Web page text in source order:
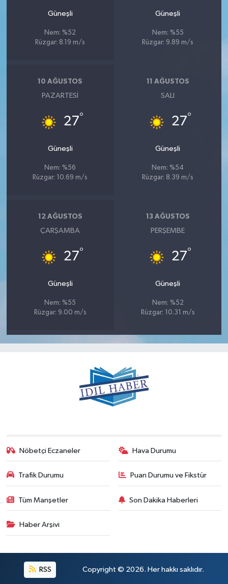
Güneşli
Nem: %52
Rüzgar: 8.19 m/s
Güneşli
Nem: %55
Rüzgar: 9.89 m/s
10 AĞUSTOS
PAZARTESI
27°
Güneşli
Nem: %56
Rüzgar: 10.69 m/s
11 AĞUSTOS
SALI
27°
Güneşli
Nem: %54
Rüzgar: 8.39 m/s
12 AĞUSTOS
ÇARŞAMBA
27°
Güneşli
Nem: %55
Rüzgar: 9.00 m/s
13 AĞUSTOS
PERŞEMBE
27°
Güneşli
Nem: %52
Rüzgar: 10.31 m/s
Nöbetçi Eczaneler Hava Durumu
Trafik Durumu Puan Durumu ve Fikstür
Tüm Manşetler Son Dakika Haberleri
Haber Arşivi
RSS Copyright © 2026. Her hakkı saklıdır.